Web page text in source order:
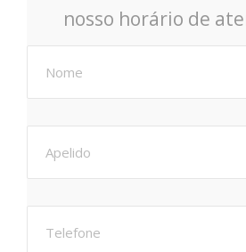
nosso horário de